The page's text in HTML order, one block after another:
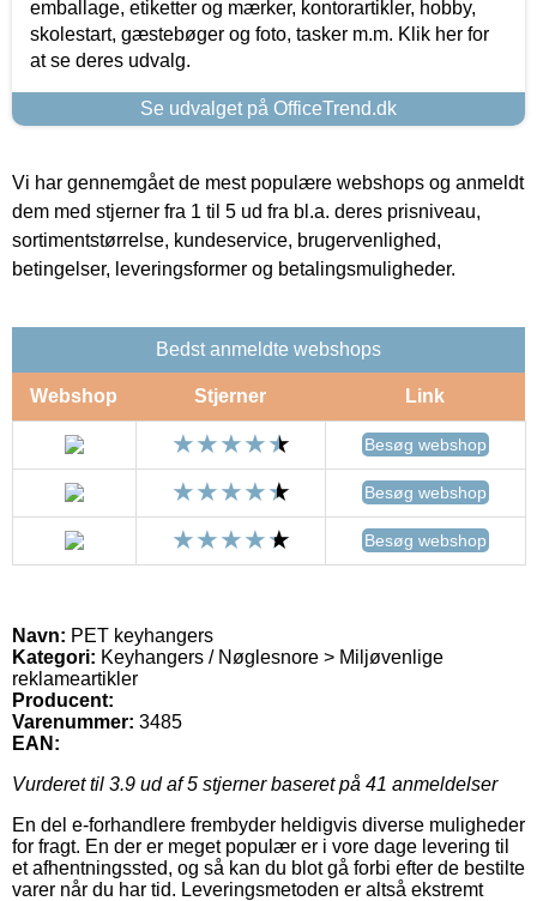
emballage, etiketter og mærker, kontorartikler, hobby,
skolestart, gæstebøger og foto, tasker m.m. Klik her for
at se deres udvalg.
Se udvalget på OfficeTrend.dk
Vi har gennemgået de mest populære webshops og anmeldt
dem med stjerner fra 1 til 5 ud fra bl.a. deres prisniveau,
sortimentstørrelse, kundeservice, brugervenlighed,
betingelser, leveringsformer og betalingsmuligheder.
Bedst anmeldte webshops
Webshop Stjerner Link
Besøg webshop
Besøg webshop
Besøg webshop
Navn: PET keyhangers
Kategori: Keyhangers / Nøglesnore > Miljøvenlige
reklameartikler
Producent:
Varenummer: 3485
EAN:
Vurderet til 3.9 ud af 5 stjerner baseret på 41 anmeldelser
En del e-forhandlere frembyder heldigvis diverse muligheder
for fragt. En der er meget populær er i vore dage levering til
et afhentningssted, og så kan du blot gå forbi efter de bestilte
varer når du har tid. Leveringsmetoden er altså ekstremt